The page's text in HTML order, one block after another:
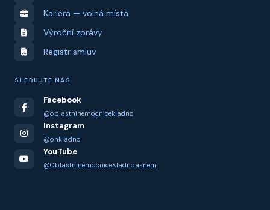
Kariéra — volná místa
Výroční zprávy
Registr smluv
SLEDUJTE NÁS
Facebook
@oblastninemocnicekladno
Instagram
@onkladno
YouTube
@OblastninemocniceKladnoasnem